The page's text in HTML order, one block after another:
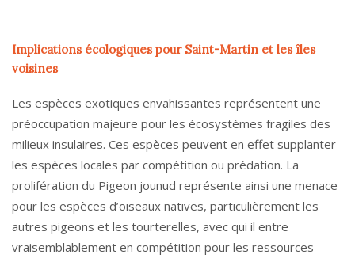
Implications écologiques pour Saint-Martin et les îles
voisines
Les espèces exotiques envahissantes représentent une
préoccupation majeure pour les écosystèmes fragiles des
milieux insulaires. Ces espèces peuvent en effet supplanter
les espèces locales par compétition ou prédation. La
prolifération du Pigeon jounud représente ainsi une menace
pour les espèces d’oiseaux natives, particulièrement les
autres pigeons et les tourterelles, avec qui il entre
vraisemblablement en compétition pour les ressources